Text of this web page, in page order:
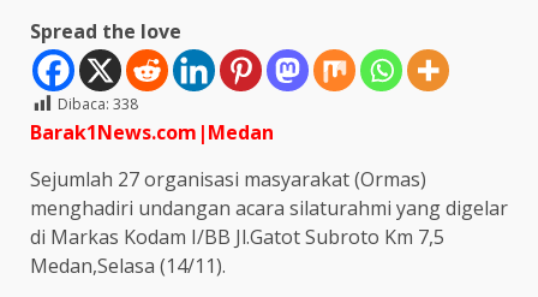
Spread the love
Dibaca: 338
Barak1News.com|Medan
Sejumlah 27 organisasi masyarakat (Ormas)
menghadiri undangan acara silaturahmi yang digelar
di Markas Kodam I/BB Jl.Gatot Subroto Km 7,5
Medan,Selasa (14/11).